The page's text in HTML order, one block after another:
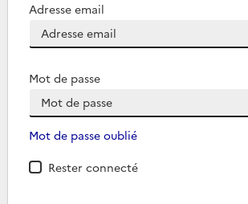
Adresse email
Mot de passe
Mot de passe oublié
Rester connecté